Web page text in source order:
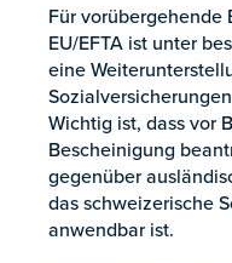
Für vorübergehende
EU/EFTA ist unter
eine
Wichtig ist, dass vor
Bescheinigung
gegenüber
das schweizerische
anwendbar ist.